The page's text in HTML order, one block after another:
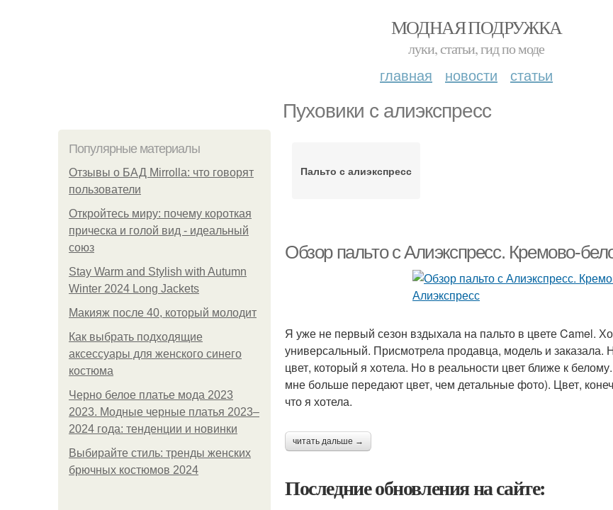
МОДНАЯ ПОДРУЖКА
луки, статьи, гид по моде
главная новости статьи
Пуховики с алиэкспресс
Популярные материалы
Отзывы о БАД Mirrolla: что говорят
пользователи
Откройтесь миру: почему короткая
прическа и голой вид - идеальный
союз
Stay Warm and Stylish with Autumn
Winter 2024 Long Jackets
Макияж после 40, который молодит
Как выбрать подходящие
аксессуары для женского синего
костюма
Черно белое платье мода 2023
2023. Модные черные платья 2023–
2024 года: тенденции и новинки
Выбирайте стиль: тренды женских
брючных костюмов 2024
Пальто с алиэкспресс
Обзор пальто с Алиэкспресс. Кремово-
Я уже не первый сезон вздыхала на пальто в цвете Camel.
универсальный. Присмотрела продавца, модель и
цвет, который я хотела. Но в реальности цвет ближе к
мне больше передают цвет, чем детальные фото). Цвет,
что я хотела.
читать дальше →
Последние обновления на сайте: